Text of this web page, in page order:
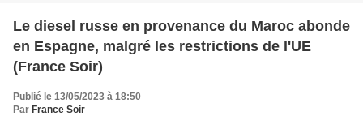
Le diesel russe en provenance du Maroc abonde
en Espagne, malgré les restrictions de l'UE
(France Soir)
Publié le 13/05/2023 à 18:50
Par France Soir